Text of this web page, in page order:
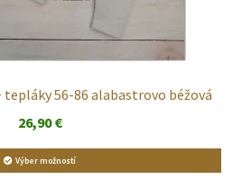
56-86 alabastrovo béžová
26,90€
Výber možností